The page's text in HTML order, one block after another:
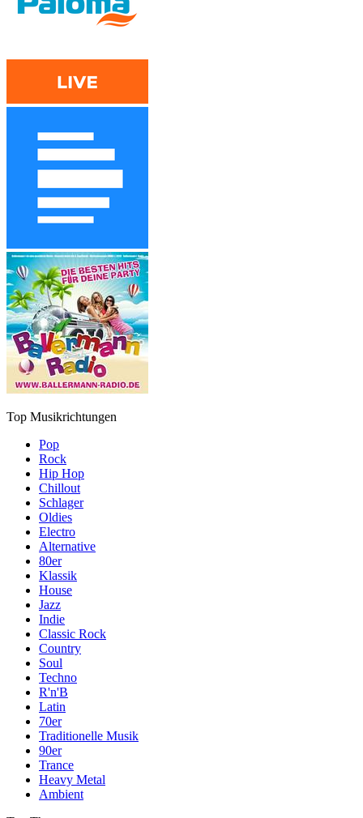
Top Musikrichtungen
Pop
Rock
Hip Hop
Chillout
Schlager
Oldies
Electro
Alternative
80er
Klassik
House
Jazz
Indie
Classic Rock
Country
Soul
Techno
R'n'B
Latin
70er
Traditionelle Musik
90er
Trance
Heavy Metal
Ambient